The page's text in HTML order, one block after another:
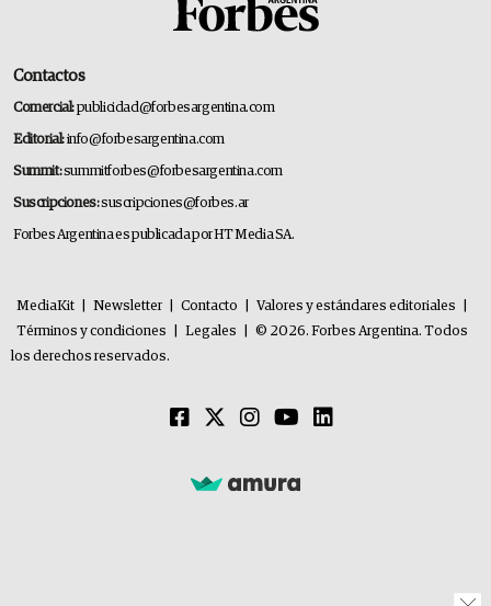
Contactos
Comercial:publicidad@forbesargentina.com
Editorial:info@forbesargentina.com
Summit:summitforbes@forbesargentina.com
Suscripciones:suscripciones@forbes.ar
Forbes Argentina es publicada por HT Media SA.
MediaKit Newsletter Contacto Valores y estándares editoriales
Términos y condiciones
Legales
© 2026. Forbes Argentina. Todos
los derechos reservados.